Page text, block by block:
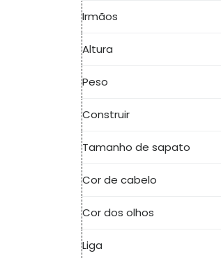
Irmãos
Altura
Peso
Construir
Tamanho de sapato
Cor de cabelo
Cor dos olhos
Liga